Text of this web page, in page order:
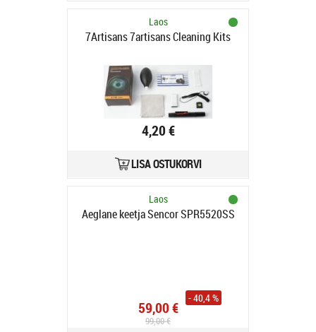
Laos
7Artisans 7artisans Cleaning Kits
4,20 €
LISA OSTUKORVI
Laos
Aeglane keetja Sencor SPR5520SS
59,00 €
- 40,4 %
99,00 €